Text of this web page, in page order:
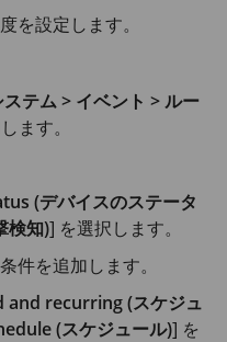
を設定します。
テム > イベント > ルー
ます。
(デバイスのステータ
検知)] を選択します。
件を追加します。
and recurring (スケジュ
(スケジュール)] を